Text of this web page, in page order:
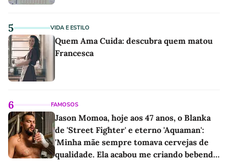
5 VIDA E ESTILO
Quem Ama Cuida: descubra quem matou
Francesca
6 FAMOSOS
Jason Momoa, hoje aos 47 anos, o Blanka
de 'Street Fighter' e eterno 'Aquaman':
'Minha mãe sempre tomava cervejas de
qualidade. Ela acabou me criando bebendo